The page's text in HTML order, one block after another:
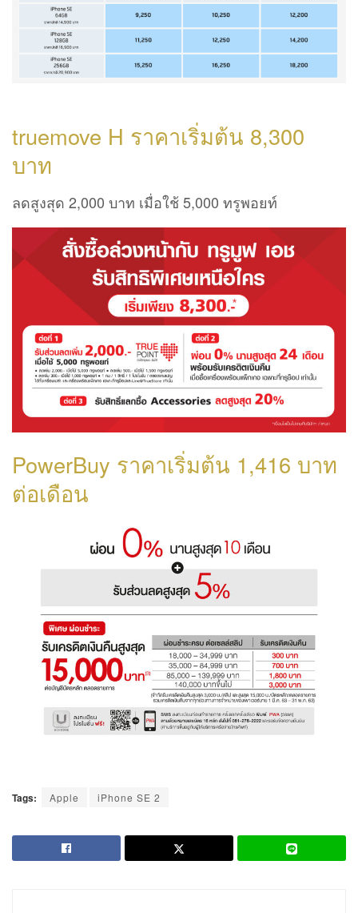
truemove H ราคาเริ่มต้น 8,300
บาท
ลดสูงสุด 2,000 บาท เมื่อใช้ 5,000 ทรูพอยท์
PowerBuy ราคาเริ่มต้น 1,416 บาท
ต่อเดือน
Tags: Apple iPhone SE 2